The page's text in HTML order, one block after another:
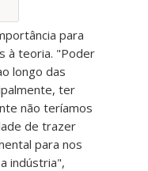
para
à teoria. "Poder
longo das
ter
não teríamos
de trazer
para nos
indústria",